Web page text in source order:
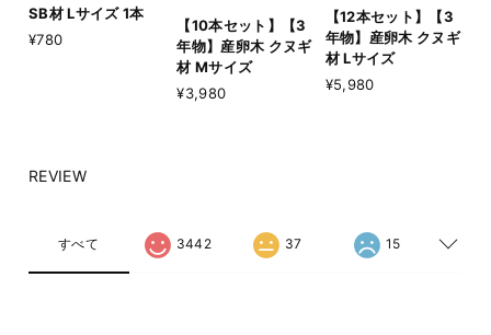
SB材 Lサイズ 1本
¥780
【10本セット】【3
年物】産卵木 クヌギ
材 Mサイズ
¥3,980
【12本セット】【3
年物】産卵木 クヌギ
材 Lサイズ
¥5,980
REVIEW
すべて 3442 37 15